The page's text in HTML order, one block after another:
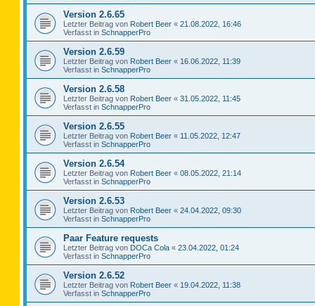
Version 2.6.65
Letzter Beitrag von Robert Beer « 21.08.2022, 16:46
Verfasst in SchnapperPro
Version 2.6.59
Letzter Beitrag von Robert Beer « 16.06.2022, 11:39
Verfasst in SchnapperPro
Version 2.6.58
Letzter Beitrag von Robert Beer « 31.05.2022, 11:45
Verfasst in SchnapperPro
Version 2.6.55
Letzter Beitrag von Robert Beer « 11.05.2022, 12:47
Verfasst in SchnapperPro
Version 2.6.54
Letzter Beitrag von Robert Beer « 08.05.2022, 21:14
Verfasst in SchnapperPro
Version 2.6.53
Letzter Beitrag von Robert Beer « 24.04.2022, 09:30
Verfasst in SchnapperPro
Paar Feature requests
Letzter Beitrag von DOCa Cola « 23.04.2022, 01:24
Verfasst in SchnapperPro
Version 2.6.52
Letzter Beitrag von Robert Beer « 19.04.2022, 11:38
Verfasst in SchnapperPro